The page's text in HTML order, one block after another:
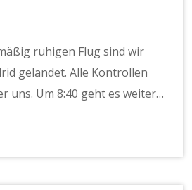
ruhigen Flug sind wir
gelandet. Alle Kontrollen
uns. Um 8:40 geht es weiter…